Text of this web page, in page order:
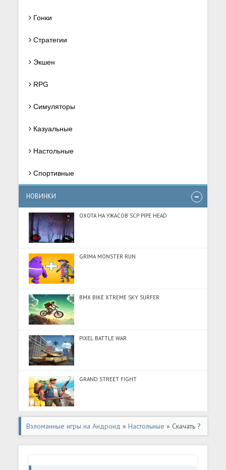
Гонки
Стратегии
Экшен
RPG
Симуляторы
Казуальные
Настольные
Спортивные
НОВИНКИ
ОХОТА НА УЖАСОВ SCP PIPE HEAD
GRIMA MONSTER RUN
BMX BIKE XTREME SKY SURFER
PIXEL BATTLE WAR
GRAND STREET FIGHT
Взломанные игры на Андроид »Настольные » Скачать ?
anak Okey Plus - E?li & Canl? (Разблокировано все) на